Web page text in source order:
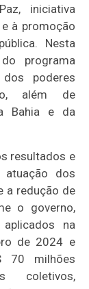
iniciativa
à promoção
Nesta
programa
dos poderes
além de
Bahia e da
resultados e
atuação dos
a redução de
o governo,
na
de 2024 e
70 milhões
coletivos,